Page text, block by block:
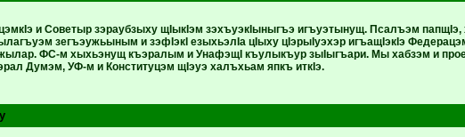
и Советыр зэраубзыху щIыкIэм зэхъуэкIыныгъэ игъуэтынущ. Псалъэм
зегъэужьыным и зэфIэкI езыхьэлIа цIыху цIэрыIуэхэр игъащIэкIэ
ФС-м хыхьэнущ къэралым и УнафэщI къулыкъур зыIыгъари. Мы хабзэм и
Думэм, УФ-м и Конституцэм щIэуэ халъхьам япкъ иткIэ.